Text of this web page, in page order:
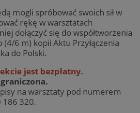
mogli spróbować swoich sił w
rękę w warsztatach
dołączyć się do współtworzenia
6 m) kopii Aktu Przyłączenia
do Polski.
jest bezpłatny.
na warsztaty pod numerem
320.